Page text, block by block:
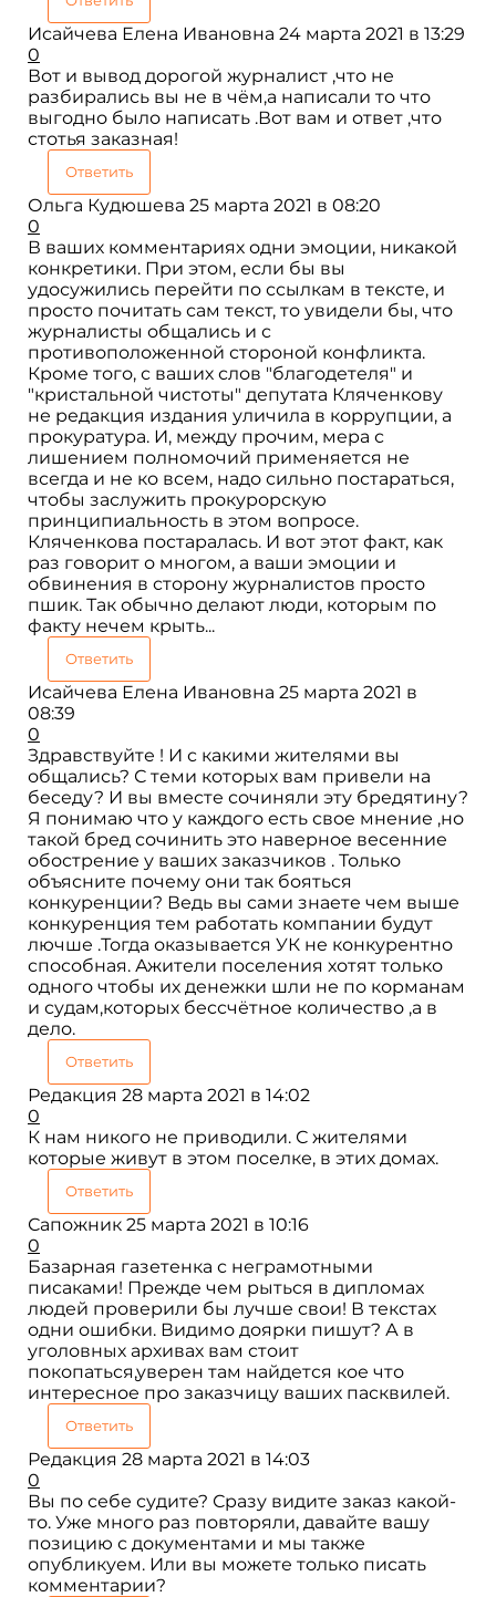
Исайчева Елена Ивановна 24 марта 2021 в 13:29
0
Вот и вывод дорогой журналист ,что не
разбирались вы не в чём,а написали то что
выгодно было написать .Вот вам и ответ ,что
стотья заказная!
Ответить
Ольга Кудюшева 25 марта 2021 в 08:20
0
В ваших комментариях одни эмоции, никакой
конкретики. При этом, если бы вы
удосужились перейти по ссылкам в тексте, и
просто почитать сам текст, то увидели бы, что
журналисты общались и с
противоположенной стороной конфликта.
Кроме того, с ваших слов "благодетеля" и
"кристальной чистоты" депутата Кляченкову
не редакция издания уличила в коррупции, а
прокуратура. И, между прочим, мера с
лишением полномочий применяется не
всегда и не ко всем, надо сильно постараться,
чтобы заслужить прокурорскую
принципиальность в этом вопросе.
Кляченкова постаралась. И вот этот факт, как
раз говорит о многом, а ваши эмоции и
обвинения в сторону журналистов просто
пшик. Так обычно делают люди, которым по
факту нечем крыть...
Ответить
Исайчева Елена Ивановна 25 марта 2021 в
08:39
0
Здравствуйте ! И с какими жителями вы
общались? С теми которых вам привели на
беседу? И вы вместе сочиняли эту бредятину?
Я понимаю что у каждого есть свое мнение ,но
такой бред сочинить это наверное весенние
обострение у ваших заказчиков . Только
объясните почему они так бояться
конкуренции? Ведь вы сами знаете чем выше
конкуренция тем работать компании будут
лючше .Тогда оказывается УК не конкурентно
способная. Ажители поселения хотят только
одного чтобы их денежки шли не по корманам
и судам,которых бессчётное количество ,а в
дело.
Ответить
Редакция 28 марта 2021 в 14:02
0
К нам никого не приводили. С жителями
которые живут в этом поселке, в этих домах.
Ответить
Сапожник 25 марта 2021 в 10:16
0
Базарная газетенка с неграмотными
писаками! Прежде чем рыться в дипломах
людей проверили бы лучше свои! В текстах
одни ошибки. Видимо доярки пишут? А в
уголовных архивах вам стоит
покопаться,уверен там найдется кое что
интересное про заказчицу ваших пасквилей.
Ответить
Редакция 28 марта 2021 в 14:03
0
Вы по себе судите? Сразу видите заказ какой-
то. Уже много раз повторяли, давайте вашу
позицию с документами и мы также
опубликуем. Или вы можете только писать
комментарии?